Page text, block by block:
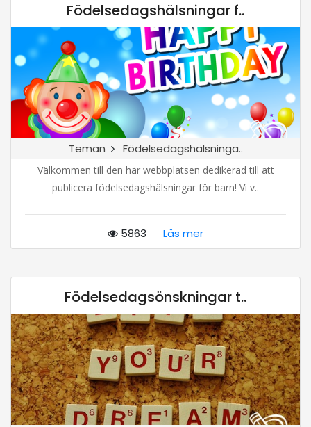
Födelsedagshälsningar f..
Teman Födelsedagshälsninga..
Välkommen till den här webbplatsen dedikerad till att
publicera födelsedagshälsningar för barn! Vi v..
5863 Läs mer
Födelsedagsönskningar t..